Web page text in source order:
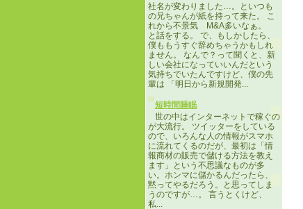
社名が変わりました…。といつも
の兄ちゃんが紙を持って来た。 こ
れから不景気 M&A多いなぁ。
と話をする。 で、もしかしたら、
僕ももうすぐ辞めちゃうかもしれ
ません。 なんで？って聞くと、新
しい会社になっていいんだという
気持ちでいたんですけど、僕の先
輩は 「明日から新規開発...
短時間睡眠
世の中はインターネットで稼ぐの
が大流行。 ツイッターをしている
ので、いろんな人の情報がスマホ
に流れてくるのだが、最初は「情
報商材の販売で儲ける方法を教え
ます」という不思議なものが多
い。ホンマに儲かるんだったら、
黙ってやるだろう。と思ってしま
うのですが…。 言うとくけど、
私...